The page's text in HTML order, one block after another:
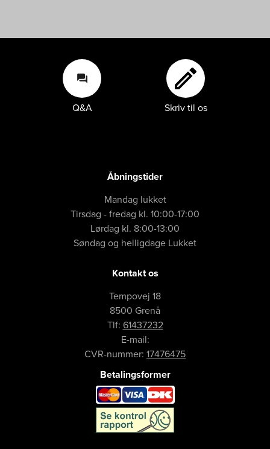
Q&A
Q&A
Skriv til os
Skriv til os
Åbningstider
Mandag lukket
Tirsdag - fredag kl. 10:00-17:00
Lørdag kl. 8:00-13:00
Søndag og helligdage Lukket
Kontakt os
Tempovej 18
8500 Grenå
Tlf: 61437232
E-mail:
CVR-nummer: 17476475
Betalingsformer